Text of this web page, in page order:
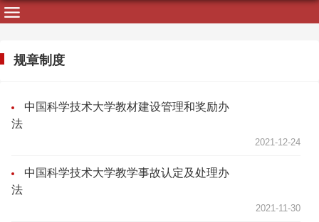
规章制度
中国科学技术大学教材建设管理和奖励办
法
2021-12-24
中国科学技术大学教学事故认定及处理办
法
2021-11-30